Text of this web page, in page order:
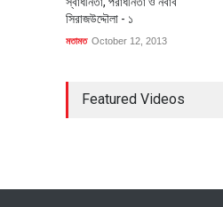
সিরাজউদ্দৌলা - ১
মতামত October 12, 2013
Featured Videos